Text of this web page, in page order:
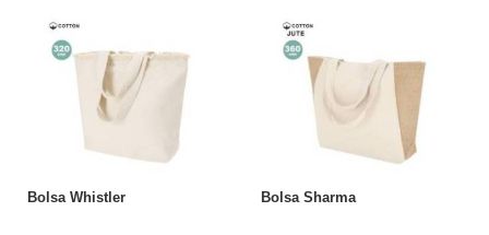
Bolsa Whistler Bolsa Sharma